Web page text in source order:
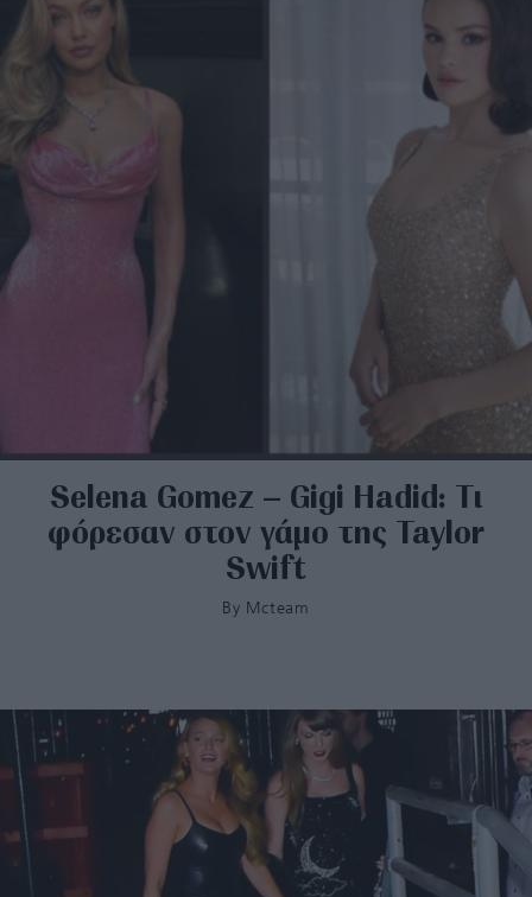
Selena Gomez – Gigi Hadid: Τι
φόρεσαν στον γάμο της Taylor
Swift
By Mcteam